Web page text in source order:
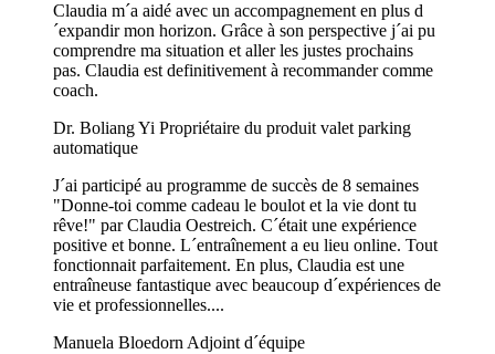
Claudia m´a aidé avec un accompagnement en plus d
´expandir mon horizon. Grâce à son perspective j´ai pu
comprendre ma situation et aller les justes prochains
pas. Claudia est definitivement à recommander comme
coach.
Dr. Boliang Yi Propriétaire du produit valet parking
automatique
J´ai participé au programme de succès de 8 semaines
"Donne-toi comme cadeau le boulot et la vie dont tu
rêve!" par Claudia Oestreich. C´était une expérience
positive et bonne. L´entraînement a eu lieu online. Tout
fonctionnait parfaitement. En plus, Claudia est une
entraîneuse fantastique avec beaucoup d´expériences de
vie et professionnelles....
Manuela Bloedorn Adjoint d´équipe